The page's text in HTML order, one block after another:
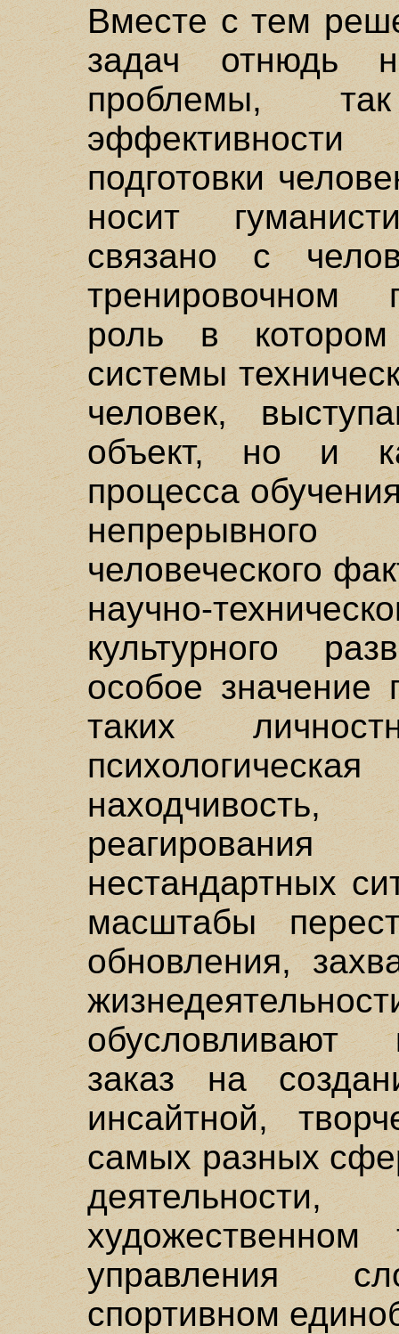
Вместе с тем
задач отнюдь
проблемы,
подготовки
носит
связано с
роль в
системы
человек,
объект, но и
процесса
человеческого
научно-
культурного
особое значение
таких
нестандартных
масштабы
обновления,
обусловливают
заказ на
инсайтной,
самых разных
художественном
управления
спортивном